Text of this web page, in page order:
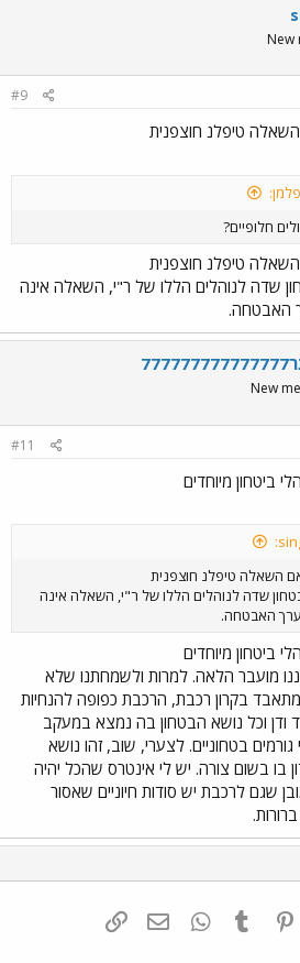
New
#9
טיפלנ חוצפנית
חלופיים?
טיפלנ חוצפנית
שדה לנוהלים הללו של ר"י, השאלה אינה
האבטחה.
New
#11
ביטחון מיוחדים
השאלה טיפלנ חוצפנית
שדה לנוהלים הללו של ר"י, השאלה אינה
האבטחה.
ביטחון מיוחדים
מועבר הלאה. למרות ולשמחתנו שלא
בקרון רכבת, הרכבת כפופה להנחיות
ודן וכל נושא הבטחון בה נמצא במעקב
גורמים בטחוניים. לצערי, שוב, זהו נושא
בו בשום צורה. יש לי אינטרס שהכל יהיה
שגם לרכבת יש סודות חיוניים שאסור
Pinterest
Tumblr
WhatsAppדואר אלקטרוני